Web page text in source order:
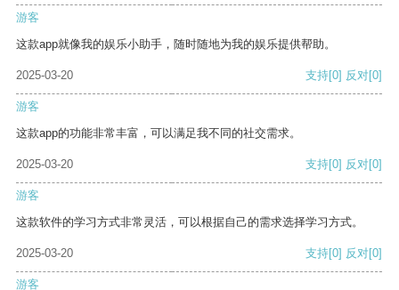
游客
这款app就像我的娱乐小助手，随时随地为我的娱乐提供帮助。
2025-03-20 支持[0] 反对[0]
游客
这款app的功能非常丰富，可以满足我不同的社交需求。
2025-03-20 支持[0] 反对[0]
游客
这款软件的学习方式非常灵活，可以根据自己的需求选择学习方式。
2025-03-20 支持[0] 反对[0]
游客